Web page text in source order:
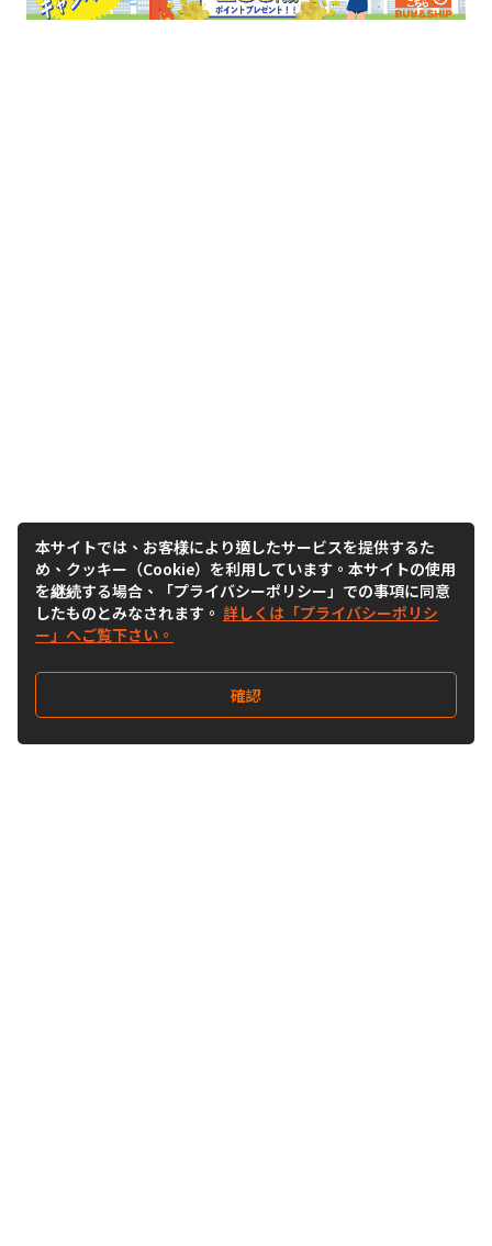
本サイトでは、お客様により適したサービスを提供するた
め、クッキー（Cookie）を利用しています。本サイトの使用
を継続する場合、「プライバシーポリシー」での事項に同意
したものとみなされます。 詳しくは「プライバシーポリシ
ー」へご覧下さい。
確認